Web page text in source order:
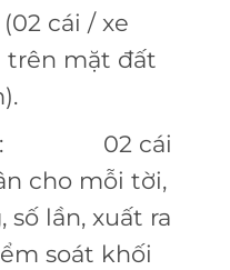
cái / xe
trên mặt đất
: 02 cái
cho mỗi tời,
lần, xuất ra
soát khối